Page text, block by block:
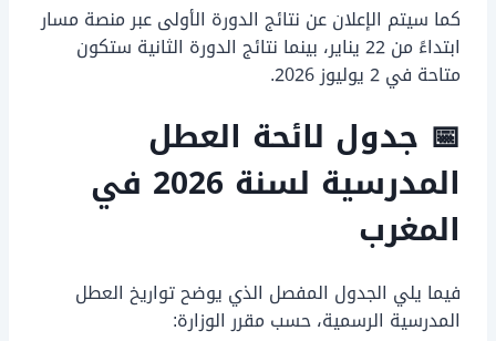
كما سيتم الإعلان عن نتائج الدورة الأولى عبر منصة مسار
ابتداءً من 22 يناير، بينما نتائج الدورة الثانية ستكون
متاحة في 2 يوليوز 2026.
📅 جدول لائحة العطل
المدرسية لسنة 2026 في
المغرب
فيما يلي الجدول المفصل الذي يوضح تواريخ العطل
المدرسية الرسمية، حسب مقرر الوزارة: